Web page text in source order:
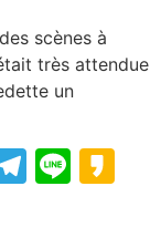
scènes à
très attendue
un
Line